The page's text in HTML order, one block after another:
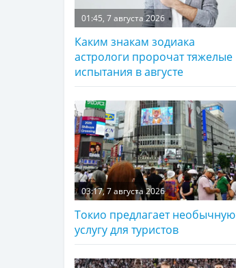
01:45, 7 августа 2026
Каким знакам зодиака
астрологи пророчат тяжелые
испытания в августе
03:17, 7 августа 2026
Токио предлагает необычную
услугу для туристов